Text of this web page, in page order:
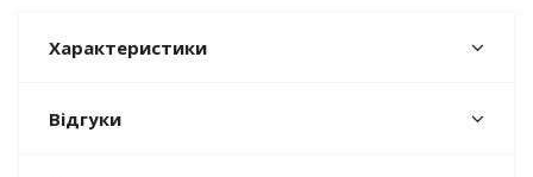
Характеристики
Відгуки